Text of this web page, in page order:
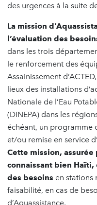
des urgences à la suite
La mission
l’évaluation des
dans les trois
le renforcement des
Assainissement
lieux des installations
Nationale de l’Eau
(DINEPA) dans les
échéant, un programme
et/ou remise en service
Cette mission,
connaissant bien
des besoins en stations
faisabilité, en cas de
d’Aquassistance.